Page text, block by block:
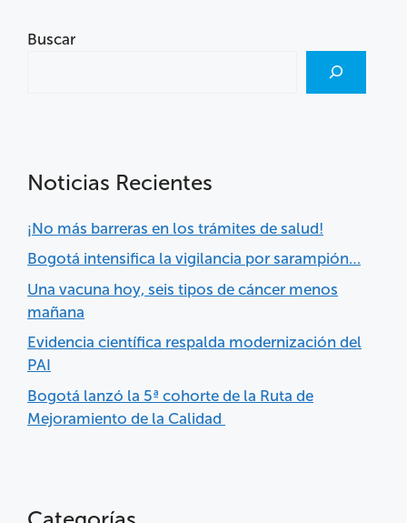
Buscar
Noticias Recientes
¡No más barreras en los trámites de salud!
Bogotá intensifica la vigilancia por sarampión…
Una vacuna hoy, seis tipos de cáncer menos
mañana
Evidencia científica respalda modernización del
PAI
Bogotá lanzó la 5ª cohorte de la Ruta de
Mejoramiento de la Calidad